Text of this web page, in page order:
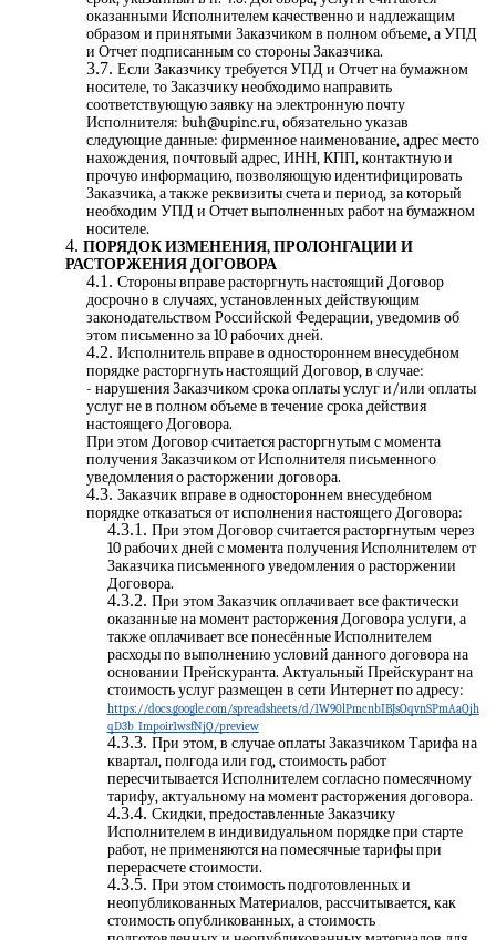
оказанными Исполнителем качественно и надлежащим
образом и принятыми Заказчиком в полном объеме, а УПД
и Отчет подписанным со стороны Заказчика.
Если Заказчику требуется УПД и Отчет на бумажном
носителе, то Заказчику необходимо направить
соответствующую заявку на электронную почту
Исполнителя: buh@upinc.ru, обязательно указав
следующие данные: фирменное наименование, адрес место
нахождения, почтовый адрес, ИНН, КПП, контактную и
прочую информацию, позволяющую идентифицировать
Заказчика, а также реквизиты счета и период, за который
необходим УПД и Отчет выполненных работ на бумажном
носителе.
ПОРЯДОК ИЗМЕНЕНИЯ, ПРОЛОНГАЦИИ И
РАСТОРЖЕНИЯ ДОГОВОРА
Стороны вправе расторгнуть настоящий Договор
досрочно в случаях, установленных действующим
законодательством Российской Федерации, уведомив об
этом письменно за 10 рабочих дней.
Исполнитель вправе в одностороннем внесудебном
порядке расторгнуть настоящий Договор, в случае:
- нарушения Заказчиком срока оплаты услуг и/или оплаты
услуг не в полном объеме в течение срока действия
настоящего Договора.
При этом Договор считается расторгнутым с момента
получения Заказчиком от Исполнителя письменного
уведомления о расторжении договора.
Заказчик вправе в одностороннем внесудебном
порядке отказаться от исполнения настоящего Договора:
При этом Договор считается расторгнутым через
10 рабочих дней с момента получения Исполнителем от
Заказчика письменного уведомления о расторжении
Договора.
При этом Заказчик оплачивает все фактически
оказанные на момент расторжения Договора услуги, а
также оплачивает все понесённые Исполнителем
расходы по выполнению условий данного договора на
основании Прейскуранта. Актуальный Прейскурант на
стоимость услуг размещен в сети Интернет по адресу:
https://docs.google.com/spreadsheets/d/1W90lPmcnbIBJsOqvnSPmAaQjh
qD3b_Impoir1wsfNjQ/preview
При этом, в случае оплаты Заказчиком Тарифа на
квартал, полгода или год, стоимость работ
пересчитывается Исполнителем согласно помесячному
тарифу, актуальному на момент расторжения договора.
Скидки, предоставленные Заказчику
Исполнителем в индивидуальном порядке при старте
работ, не применяются на помесячные тарифы при
перерасчете стоимости.
При этом стоимость подготовленных и
неопубликованных Материалов, рассчитывается, как
стоимость опубликованных, а стоимость